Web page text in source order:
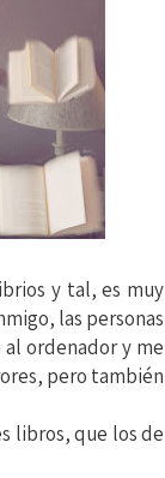
y tal, es muy
las personas
ordenador y me
pero también
libros, que los de